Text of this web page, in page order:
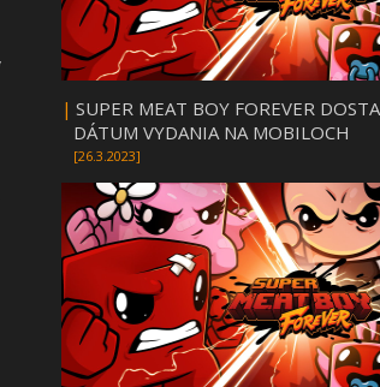
| SUPER MEAT BOY FOREVER
DÁTUM VYDANIA NA MOBILOCH
[26.3.2023]